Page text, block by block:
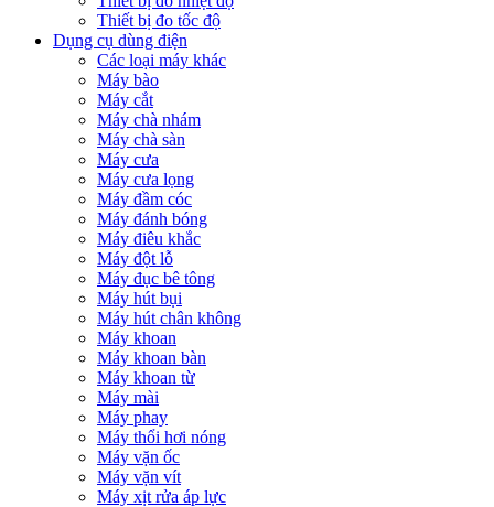
Thiết bị đo tốc độ
Dụng cụ dùng điện
Các loại máy khác
Máy bào
Máy cắt
Máy chà nhám
Máy chà sàn
Máy cưa
Máy cưa lọng
Máy đầm cóc
Máy đánh bóng
Máy điêu khắc
Máy đột lỗ
Máy đục bê tông
Máy hút bụi
Máy hút chân không
Máy khoan
Máy khoan bàn
Máy khoan từ
Máy mài
Máy phay
Máy thổi hơi nóng
Máy vặn ốc
Máy vặn vít
Máy xịt rửa áp lực